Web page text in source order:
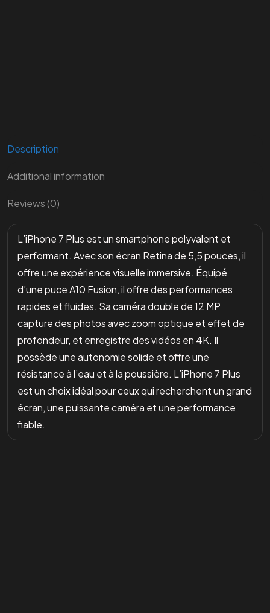
Description
Additional information
Reviews (0)
L’iPhone 7 Plus est un smartphone polyvalent et
performant. Avec son écran Retina de 5,5 pouces, il
offre une expérience visuelle immersive. Équipé
d’une puce A10 Fusion, il offre des performances
rapides et fluides. Sa caméra double de 12 MP
capture des photos avec zoom optique et effet de
profondeur, et enregistre des vidéos en 4K. Il
possède une autonomie solide et offre une
résistance à l’eau et à la poussière. L’iPhone 7 Plus
est un choix idéal pour ceux qui recherchent un grand
écran, une puissante caméra et une performance
fiable.